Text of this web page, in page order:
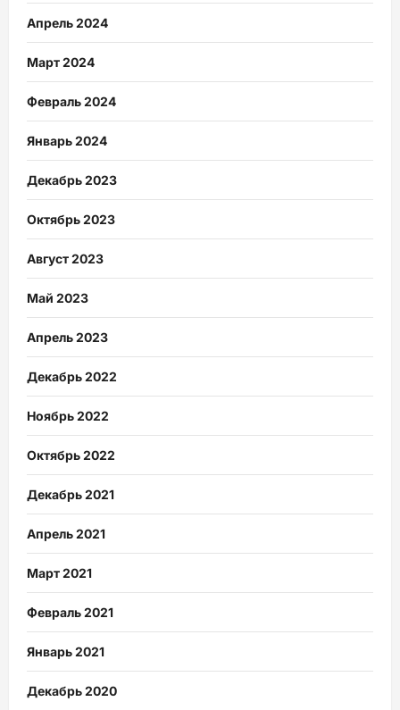
Апрель 2024
Март 2024
Февраль 2024
Январь 2024
Декабрь 2023
Октябрь 2023
Август 2023
Май 2023
Апрель 2023
Декабрь 2022
Ноябрь 2022
Октябрь 2022
Декабрь 2021
Апрель 2021
Март 2021
Февраль 2021
Январь 2021
Декабрь 2020